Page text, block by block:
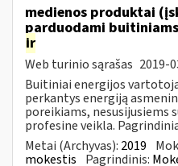
medienos produktai
parduodami
ir
Web turinio sąrašas 2019-
Buitiniai energijos
perkantys energiją
poreikiams, nesusijusiems
profesine veikla.
Metai (Archyvas): 2019
mokestis Pagrindinis: